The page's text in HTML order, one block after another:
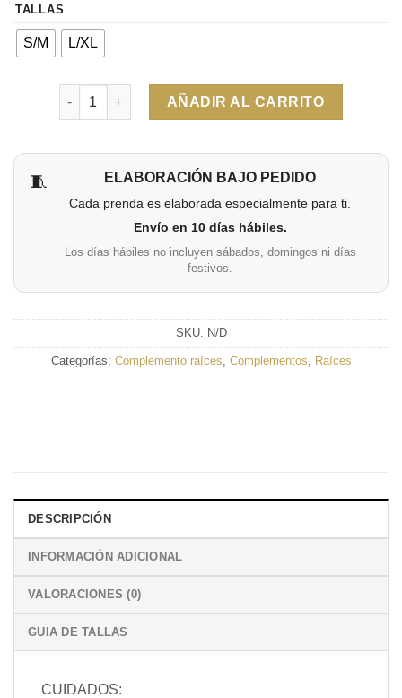
TALLAS
S/M L/XL
Cantidad
AÑADIR AL CARRITO
🧵 ELABORACIÓN BAJO PEDIDO
Cada prenda es elaborada especialmente para ti.
Envío en 10 días hábiles.
Los días hábiles no incluyen sábados, domingos ni días
festivos.
SKU: N/D
Categorías: Complemento raíces Complementos Raíces
DESCRIPCIÓN
INFORMACIÓN ADICIONAL
VALORACIONES (0)
GUIA DE TALLAS
CUIDADOS: